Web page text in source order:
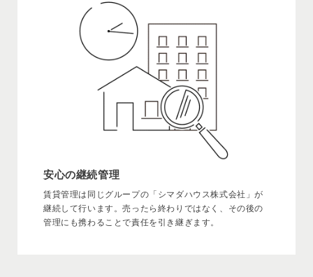
安心の継続管理
賃貸管理は同じグループの「シマダハウス株式会社」が
継続して行います。売ったら終わりではなく、その後の
管理にも携わることで責任を引き継ぎます。